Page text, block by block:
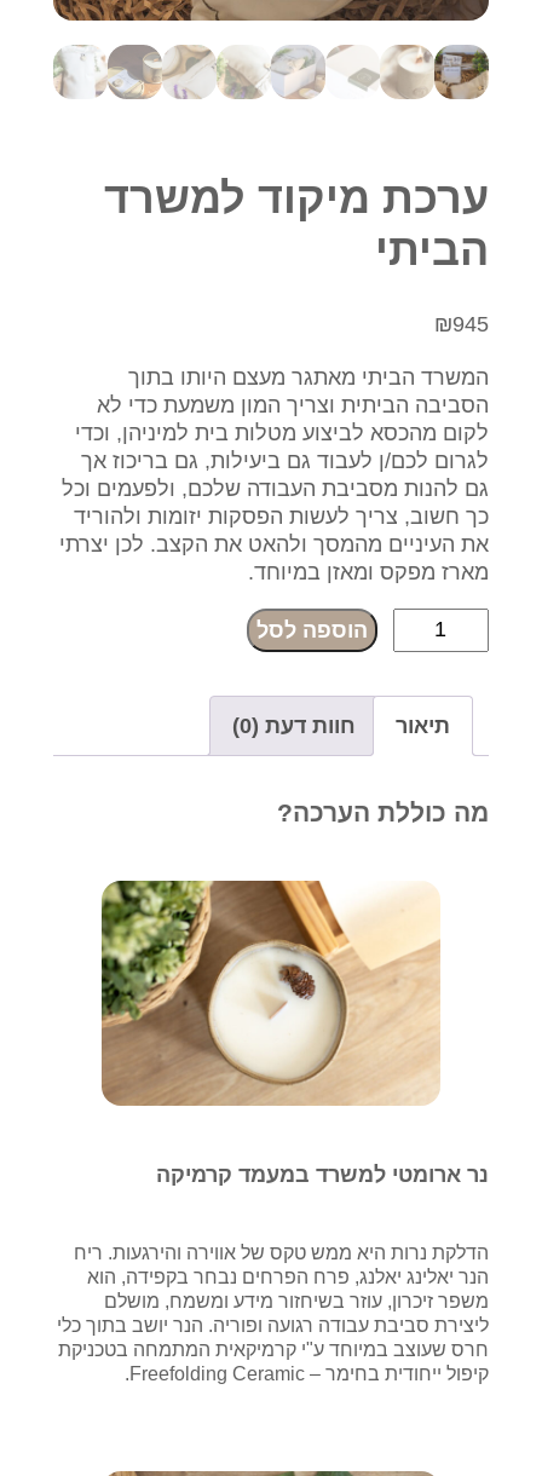
ערכת מיקוד למשרד
הביתי
₪945
המשרד הביתי מאתגר מעצם היותו בתוך
הסביבה הביתית וצריך המון משמעת כדי לא
לקום מהכסא לביצוע מטלות בית למיניהן, וכדי
לגרום לכם/ן לעבוד גם ביעילות, גם בריכוז אך
גם להנות מסביבת העבודה שלכם, ולפעמים וכל
כך חשוב, צריך לעשות הפסקות יזומות ולהוריד
את העיניים מהמסך ולהאט את הקצב. לכן יצרתי
מארז מפקס ומאזן במיוחד.
ל
ל
ש
ר
ד
ה
ב
הוספה לסל
תיאור חוות דעת (0)
מה כוללת הערכה?
נר ארומטי למשרד במעמד קרמיקה
הדלקת נרות היא ממש טקס של אווירה והירגעות. ריח
הנר יאלינג יאלנג, פרח הפרחים נבחר בקפידה, הוא
משפר זיכרון, עוזר בשיחזור מידע ומשמח, מושלם
ליצירת סביבת עבודה רגועה ופוריה. הנר יושב בתוך כלי
חרס שעוצב במיוחד ע"י קרמיקאית המתמחה בטכניקת
קיפול ייחודית בחימר – Freefolding Ceramic.